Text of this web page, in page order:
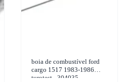
boia de combustível ford
cargo 1517 1983-1986
turotest - 304035